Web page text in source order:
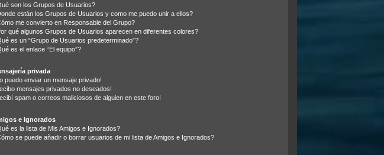
son los Grupos de Usuarios?
están los Grupos de Usuarios y como me puedo unir a ellos?
me convierto en Responsable del Grupo?
qué algunos Grupos de Usuarios aparecen en diferentes colores?
es un “Grupo de Usuarios predeterminado”?
es el enlace “El equipo”?
privada
puedo enviar un mensaje privado!
mensajes privados no deseados!
spam o correos maliciosos de alguien en este foro!
e Ignorados
es la lista de Mis Amigos e Ignorados?
se puede añadir o borrar usuarios de mi lista de Amigos e Ignorados?